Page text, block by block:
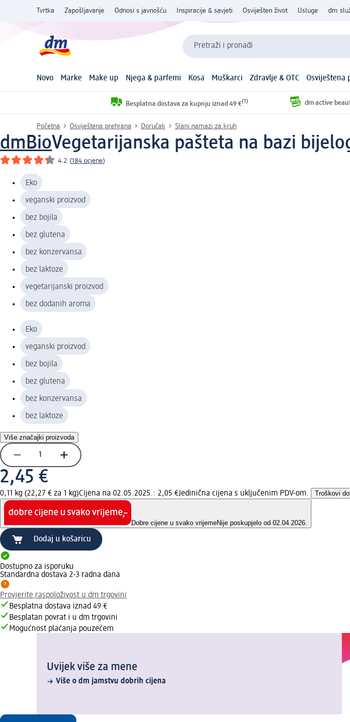
Tvrtka Zapošljavanje Odnosi s javnošću Inspiracije & savjeti Osviješten život Usluge dm
Pretraži i pronađi
Novo Marke Make up Njega & parfemi Kosa Muškarci Zdravlje & OTC Osviještena
Besplatna dostava za kupnju iznad 49 €(1) dm active
Početna Osviještena prehrana Doručak Slani namazi za kruh
dmBioVegetarijanska pašteta na bazi
4.2 (184 ocjene)
Eko
veganski proizvod
bez bojila
bez glutena
bez konzervansa
bez laktoze
vegetarijanski proizvod
bez dodanih aroma
Eko
veganski proizvod
bez bojila
bez glutena
bez konzervansa
bez laktoze
Više značajki proizvoda
2,45 €
0,11 kg (22,27 € za 1 kg)Cijena na 02.05.2025.: 2,05 €Jedinična cijena s uključenim PDV-om. Troškovi
Dobre cijene u svako vrijemeNije poskupjelo od 02.04.2026.
Dodaj u košaricu
Dostupno za isporuku
Standardna dostava 2-3 radna dana
Provjerite raspoloživost u dm trgovini
Besplatna dostava iznad 49 €
Besplatan povrat i u dm trgovini
Mogućnost plaćanja pouzećem
Uvijek više za mene
Više o dm jamstvu dobrih cijena